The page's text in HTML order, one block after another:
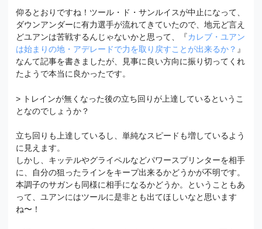
仰るとおりですね！ツール・ド・サンルイスが中止になって、
ダウンアンダーに有力選手が流れてきていたので、地元ど言え
どユアンは苦戦するんじゃないかと思って、『カレブ・ユアン
は始まりの地・アデレードで力を取り戻すことが出来るか？ 』
なんて記事を書きましたが、見事に良い方向に振り切ってくれ
たようで本当に良かったです。
> トレインが無くなった後の立ち回りが上達しているというこ
となのでしょうか？
立ち回りも上達しているし、単純なスピードも増しているよう
に見えます。
しかし、キッテルやグライペルなどパワースプリンターを相手
に、自分の狙ったラインをキープ出来るかどうかが不明です。
本調子のサガンも同様に相手になるかどうか。ということもあ
って、ユアンにはツールに是非とも出てほしいなと思います
ね〜！